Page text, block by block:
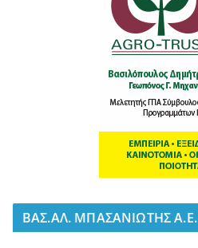
BΑΣ.ΑΛ. ΜΠΑΣΑΝΙΩΤΗΣ Α.Ε.